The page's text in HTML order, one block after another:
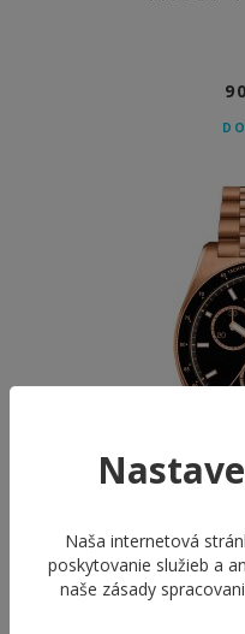
TISSOT
Naša internetová
poskytovanie služieb a
naše zásady